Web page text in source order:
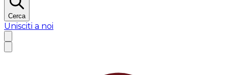
Cerca
Unisciti a noi